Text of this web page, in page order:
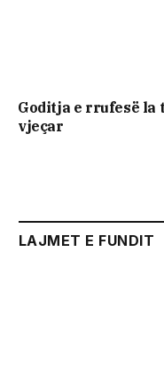
Goditja e rrufesë
vjeçar
LAJMET E FUNDIT